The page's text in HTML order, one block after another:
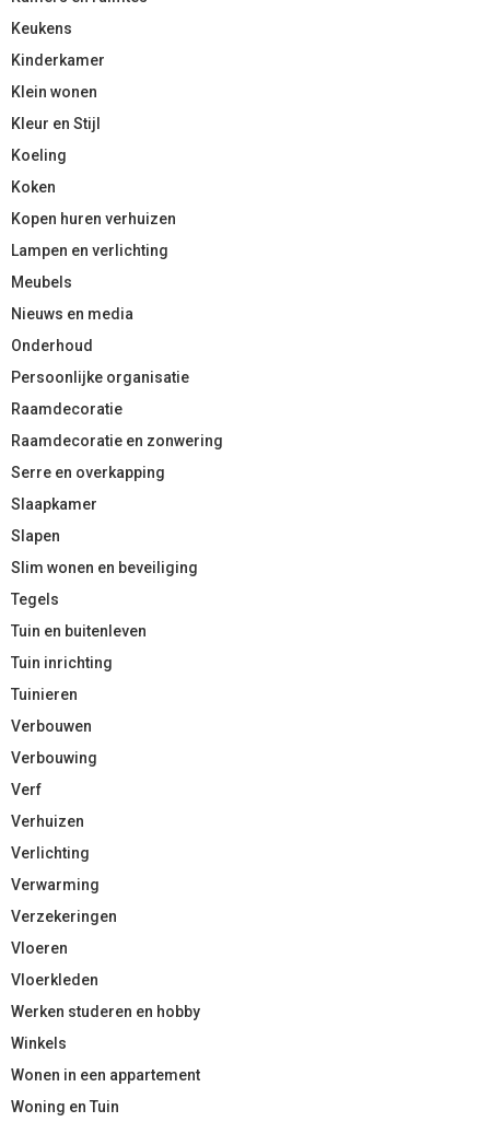
Keukens
Kinderkamer
Klein wonen
Kleur en Stijl
Koeling
Koken
Kopen huren verhuizen
Lampen en verlichting
Meubels
Nieuws en media
Onderhoud
Persoonlijke organisatie
Raamdecoratie
Raamdecoratie en zonwering
Serre en overkapping
Slaapkamer
Slapen
Slim wonen en beveiliging
Tegels
Tuin en buitenleven
Tuin inrichting
Tuinieren
Verbouwen
Verbouwing
Verf
Verhuizen
Verlichting
Verwarming
Verzekeringen
Vloeren
Vloerkleden
Werken studeren en hobby
Winkels
Wonen in een appartement
Woning en Tuin